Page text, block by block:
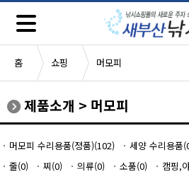
홈 쇼핑 머모피
제품소개 > 머모피
머모피 수리용품(정품)(102) 세양 수리용품
줄(0)
찌(0) 의류(0) 소품(0) 캠핑,